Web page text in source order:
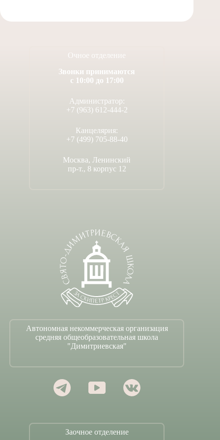
Очное отделение
Звонки принимаются
с 10:00 до 17:00
Администратор:
+7 (963) 612-444-2
Канцелярия:
+7 (499) 705-88-40
Москва, Ленинский
пр-т., 8 корпус 12
Автономная некоммерческая организация
средняя общеобразовательная школа
"Димитриевская"
Заочное отделение